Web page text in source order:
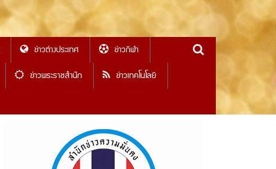
ข่าวต่างประเทศ
ข่าวกีฬา
ข่าวพระราชสำนัก
ข่าวเทคโนโลยี